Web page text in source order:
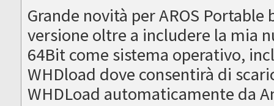
Grande novità per AROS Portable
versione oltre a includere la mia
64Bit come sistema operativo,
WHDload dove consentirà di
WHDLoad automaticamente da